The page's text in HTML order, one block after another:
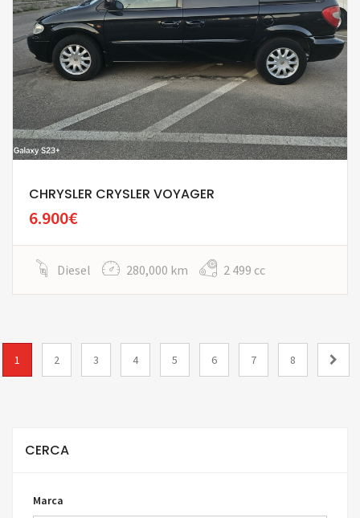
CHRYSLER CRYSLER VOYAGER
6.900€
Diesel 280,000 km 2 499 cc
1 2 3 4 5 6 7 8
CERCA
Marca